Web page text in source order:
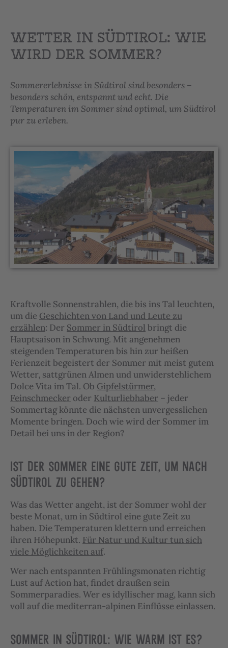
WETTER IN SÜDTIROL: WIE
WIRD DER SOMMER?
Sommererlebnisse in Südtirol sind besonders –
besonders schön, entspannt und echt. Die
Temperaturen im Sommer sind optimal, um Südtirol
pur zu erleben.
Kraftvolle Sonnenstrahlen, die bis ins Tal leuchten,
um die Geschichten von Land und Leute zu
erzählen: Der Sommer in Südtirol bringt die
Hauptsaison in Schwung. Mit angenehmen
steigenden Temperaturen bis hin zur heißen
Ferienzeit begeistert der Sommer mit meist gutem
Wetter, sattgrünen Almen und unwiderstehlichem
Dolce Vita im Tal. Ob Gipfelstürmer,
Feinschmecker oder Kulturliebhaber – jeder
Sommertag könnte die nächsten unvergesslichen
Momente bringen. Doch wie wird der Sommer im
Detail bei uns in der Region?
IST DER SOMMER EINE GUTE ZEIT, UM NACH
SÜDTIROL ZU GEHEN?
Was das Wetter angeht, ist der Sommer wohl der
beste Monat, um in Südtirol eine gute Zeit zu
haben. Die Temperaturen klettern und erreichen
ihren Höhepunkt. Für Natur und Kultur tun sich
viele Möglichkeiten auf.
Wer nach entspannten Frühlingsmonaten richtig
Lust auf Action hat, findet draußen sein
Sommerparadies. Wer es idyllischer mag, kann sich
voll auf die mediterran-alpinen Einflüsse einlassen.
SOMMER IN SÜDTIROL: WIE WARM IST ES?